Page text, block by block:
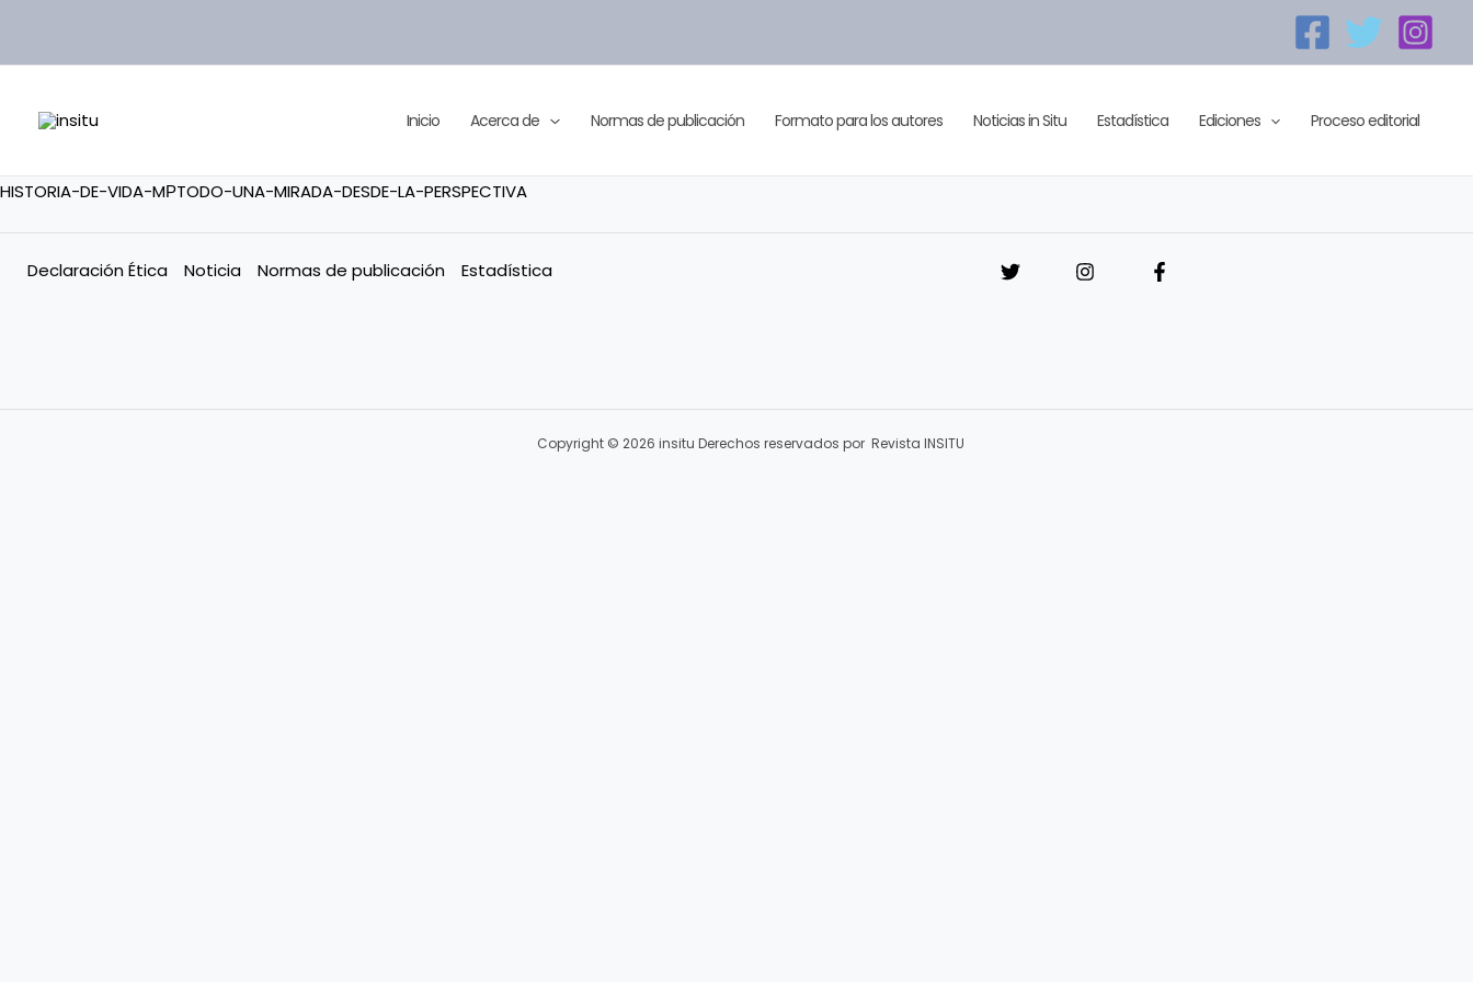
Inicio Acerca de Normas de publicación Formato para los autores Noticias in Situ Estadística Ediciones Proceso editorial
HISTORIA-DE-VIDA-MРTODO-UNA-MIRADA-DESDE-LA-PERSPECTIVA
Declaración Ética Noticia Normas de publicación Estadística
Copyright © 2026 insitu Derechos reservados por Revista INSITU